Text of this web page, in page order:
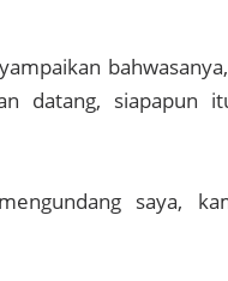
datang, siapapun
saya,